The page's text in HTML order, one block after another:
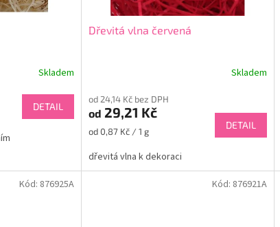
Skladem
DETAIL
Dřevitá vlna červená
Skladem
od 24,14 Kč bez DPH
od 29,21 Kč
Měrná
od 0,87 Kč / 1 g
DETAIL
dřevitá vlna k dekoraci
Kód: 876925A Kód: 876921A